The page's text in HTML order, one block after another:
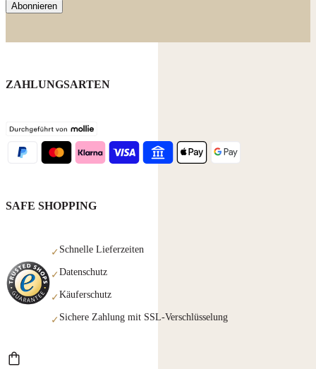
Abonnieren
ZAHLUNGSARTEN
SAFE SHOPPING
✓ Schnelle Lieferzeiten
✓Datenschutz
✓Käuferschutz
✓ Sichere Zahlung mit SSL-Verschlüsselung